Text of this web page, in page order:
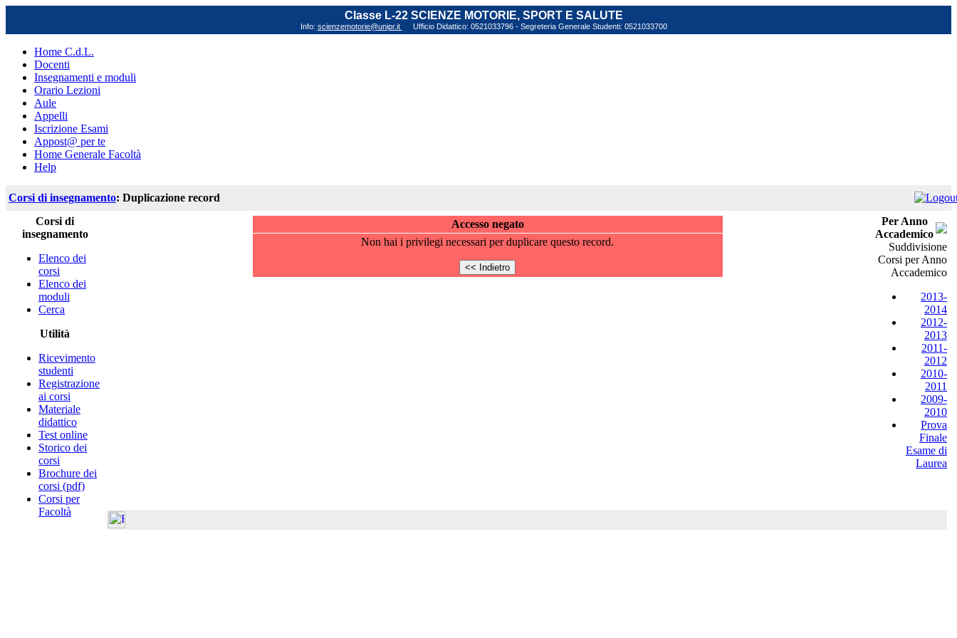
Classe L-22 SCIENZE MOTORIE, SPORT E SALUTE
Info: scienzemotorie@unipr.it Ufficio Didattico: 0521033796 - Segreteria Generale Studenti: 0521033700
Home C.d.L.
Docenti
Insegnamenti e moduli
Orario Lezioni
Aule
Appelli
Iscrizione Esami
Appost@ per te
Home Generale Facoltà
Help
Corsi di insegnamento: Duplicazione record
Corsi di
insegnamento
Elenco dei
corsi
Elenco dei
moduli
Cerca
Utilità
Ricevimento
studenti
Registrazione
ai corsi
Materiale
didattico
Test online
Storico dei
corsi
Brochure dei
corsi (pdf)
Corsi per
Facoltà
Accesso negato
Non hai i privilegi necessari per duplicare questo record.
Per Anno
Accademico
Suddivisione
Corsi per Anno
Accademico
2013-
2014
2012-
2013
2011-
2012
2010-
2011
2009-
2010
Prova
Finale
Esame di
Laurea